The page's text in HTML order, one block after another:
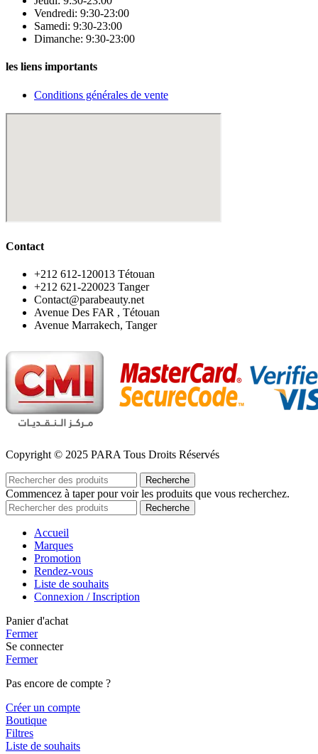
Vendredi: 9:30-23:00
Samedi: 9:30-23:00
Dimanche: 9:30-23:00
les liens importants
Conditions générales de vente
Contact
‪+212 612-120013 Tétouan
‪+212 621-220023 Tanger
Contact@parabeauty.net
Avenue Des FAR , Tétouan
Avenue Marrakech, Tanger
Copyright © 2025 PARA Tous Droits Réservés
Recherche
Commencez à taper pour voir les produits que vous recherchez.
Recherche
Accueil
Marques
Promotion
Rendez-vous
Liste de souhaits
Connexion / Inscription
Panier d'achat
Fermer
Se connecter
Fermer
Pas encore de compte ?
Créer un compte
Boutique
Filtres
Liste de souhaits